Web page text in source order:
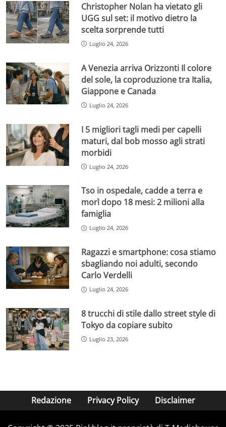
Christopher Nolan ha vietato gli
UGG sul set: il motivo dietro la
scelta sorprende tutti
Luglio 24, 2026
A Venezia arriva Orizzonti Il colore
del sole, la coproduzione tra Italia,
Giappone e Canada
Luglio 24, 2026
I 5 migliori tagli medi per capelli
maturi, dal bob mosso agli strati
morbidi
Luglio 24, 2026
Tso in ospedale, cadde a terra e
morì dopo 18 mesi: 2 milioni alla
famiglia
Luglio 24, 2026
Ragazzi e smartphone: cosa stiamo
sbagliando noi adulti, secondo
Carlo Verdelli
Luglio 24, 2026
8 trucchi di stile dallo street style di
Tokyo da copiare subito
Luglio 23, 2026
Redazione Privacy Policy Disclaimer